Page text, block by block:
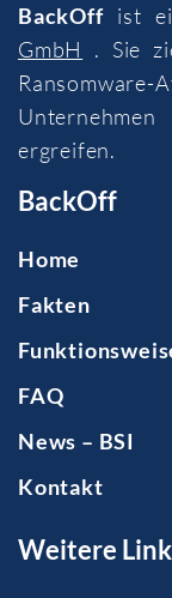
BackOffist
GmbH
. Sie
Ransomware-
ergreifen.
BackOff
Home
Fakten
FAQ
News – BSI
Kontakt
Weitere